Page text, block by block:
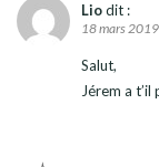
Liodit :
18 mars
Salut,
Jérem a